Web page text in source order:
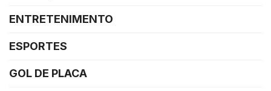
ENTRETENIMENTO
ESPORTES
GOL DE PLACA